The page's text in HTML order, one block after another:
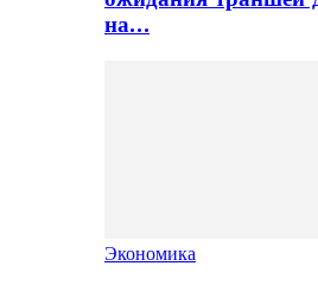
на…
Экономика